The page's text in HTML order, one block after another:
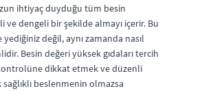
ihtiyaç duyduğu tüm besin
ve dengeli bir şekilde almayı içerir. Bu
değil, aynı zamanda nasıl
Besin değeri yüksek gıdaları tercih
dikkat etmek ve düzenli
beslenmenin olmazsa